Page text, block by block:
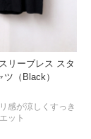
リーブレス スタ
（Black）
感が涼しくすっき
ット